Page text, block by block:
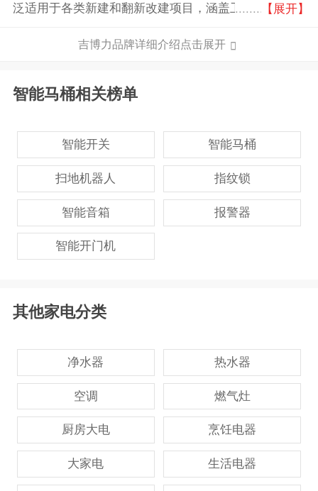
泛适用于各类新建和翻新改建项目，涵盖卫浴系统以及
【展开】
吉博力品牌详细介绍点击展开
智能马桶相关榜单
智能开关 智能马桶
扫地机器人 指纹锁
智能音箱 报警器
智能开门机
其他家电分类
净水器 热水器
空调 燃气灶
厨房大电 烹饪电器
大家电 生活电器